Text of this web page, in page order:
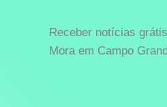
Receber notícias grátis
Mora em Campo